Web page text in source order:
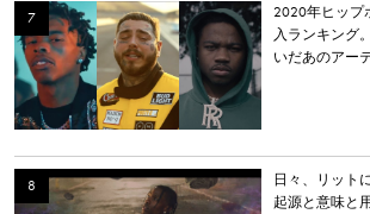
2020年ヒップ
入ランキング
いだあのアー
日々、リット
起源と意味と